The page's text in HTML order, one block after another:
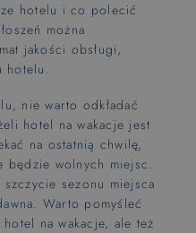
hotelu i co polecić
można
jakości obsługi,
hotelu.
nie warto odkładać
hotel na wakacje jest
na ostatnią chwilę,
będzie wolnych miejsc.
sezonu miejsca
Warto pomyśleć
na wakacje, ale też